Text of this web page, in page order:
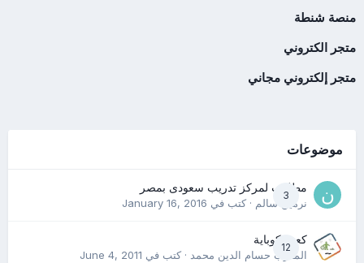
منصة شنطة
متجر الكتروني
متجر إلكتروني مجاني
موضوعات
3
مطلوب لمركز تدريب سعودى بمصر
نرمين سالم· كتب في January 16, 2016
12
كعب كوباية
المدرب حسام الدين محمد· كتب في June 4, 2011